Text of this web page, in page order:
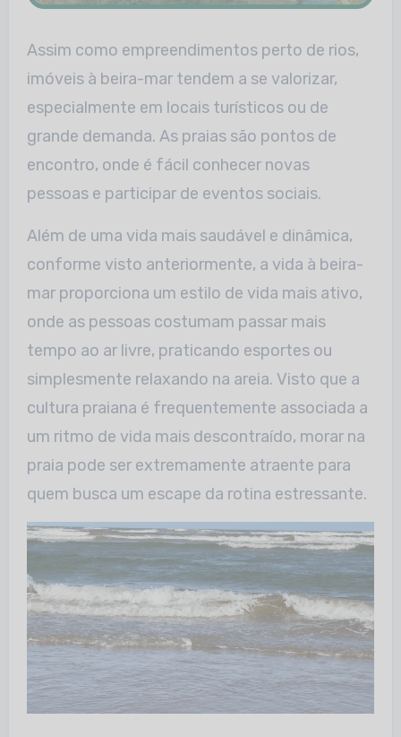
Assim como empreendimentos perto de rios,
imóveis à beira-mar tendem a se valorizar,
especialmente em locais turísticos ou de
grande demanda. As praias são pontos de
encontro, onde é fácil conhecer novas
pessoas e participar de eventos sociais.
Além de uma vida mais saudável e dinâmica,
conforme visto anteriormente, a vida à beira-
mar proporciona um estilo de vida mais ativo,
onde as pessoas costumam passar mais
tempo ao ar livre, praticando esportes ou
simplesmente relaxando na areia. Visto que a
cultura praiana é frequentemente associada a
um ritmo de vida mais descontraído, morar na
praia pode ser extremamente atraente para
quem busca um escape da rotina estressante.